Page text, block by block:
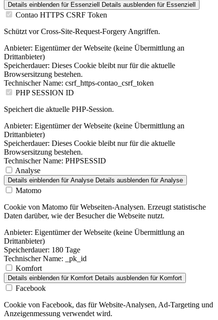
Details einblenden für Essenziell Details ausblenden für Essenziell
Contao HTTPS CSRF Token
Schützt vor Cross-Site-Request-Forgery Angriffen.
Anbieter: Eigentümer der Webseite (keine Übermittlung an
Drittanbieter)
Speicherdauer: Dieses Cookie bleibt nur für die aktuelle
Browsersitzung bestehen.
Technischer Name: csrf_https-contao_csrf_token
PHP SESSION ID
Speichert die aktuelle PHP-Session.
Anbieter: Eigentümer der Webseite (keine Übermittlung an
Drittanbieter)
Speicherdauer: Dieses Cookie bleibt nur für die aktuelle
Browsersitzung bestehen.
Technischer Name: PHPSESSID
Analyse
Details einblenden für Analyse Details ausblenden für Analyse
Matomo
Cookie von Matomo für Webseiten-Analysen. Erzeugt statistische
Daten darüber, wie der Besucher die Webseite nutzt.
Anbieter: Eigentümer der Webseite (keine Übermittlung an
Drittanbieter)
Speicherdauer: 180 Tage
Technischer Name: _pk_id
Komfort
Details einblenden für Komfort Details ausblenden für Komfort
Facebook
Cookie von Facebook, das für Website-Analysen, Ad-Targeting und
Anzeigenmessung verwendet wird.